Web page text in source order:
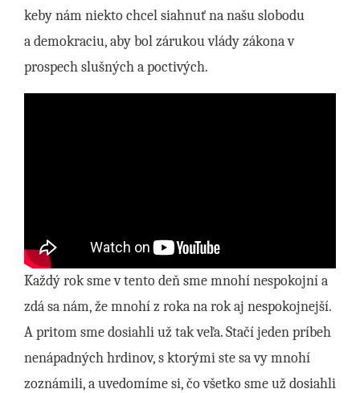
keby nám niekto chcel siahnuť na našu slobodu
a demokraciu, aby bol zárukou vlády zákona v
prospech slušných a poctivých.
Každý rok sme v tento deň sme mnohí nespokojní a
zdá sa nám, že mnohí z roka na rok aj nespokojnejší.
A pritom sme dosiahli už tak veľa. Stačí jeden príbeh
nenápadných hrdinov, s ktorými ste sa vy mnohí
zoznámili, a uvedomíme si, čo všetko sme už dosiahli